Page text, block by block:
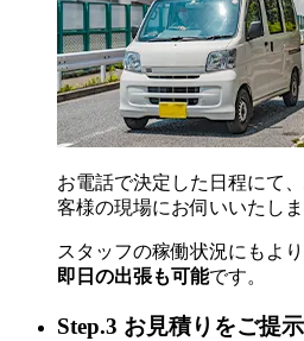
お電話で決定した日程にて
客様の現場にお伺いいたしま
スタッフの稼働状況にもより
即日の出張も可能です。
Step.3 お見積りをご提示